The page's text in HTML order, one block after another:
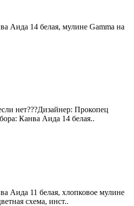
Аида 14 белая, мулине Gamma на
нет???Дизайнер: Прокопец
Канва Аида 14 белая..
Аида 11 белая, хлопковое мулине
схема, инст..